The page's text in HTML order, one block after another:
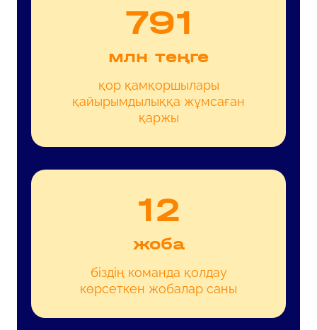
800
млн теңге
қор қамқоршылары
қайырымдылыққа жұмсаған
қаржы
13
жоба
біздің команда қолдау
көрсеткен жобалар саны